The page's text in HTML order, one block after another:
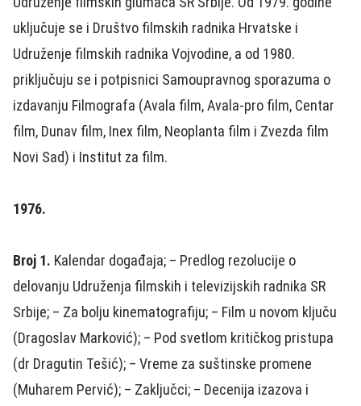
uključuje se i Društvo filmskih radnika Hrvatske i
Udruženje filmskih radnika Vojvodine, a od 1980.
priključuju se i potpisnici Samoupravnog sporazuma o
izdavanju Filmografa (Avala film, Avala-pro film, Centar
film, Dunav film, Inex film, Neoplanta film i Zvezda film
Novi Sad) i Institut za film.
1976.
Broj 1. Kalendar događaja; – Predlog rezolucije o
delovanju Udruženja filmskih i televizijskih radnika SR
Srbije; – Za bolju kinematografiju; – Film u novom ključu
(Dragoslav Marković); – Pod svetlom kritičkog pristupa
(dr Dragutin Tešić); – Vreme za suštinske promene
(Muharem Pervić); – Zaključci; – Decenija izazova i